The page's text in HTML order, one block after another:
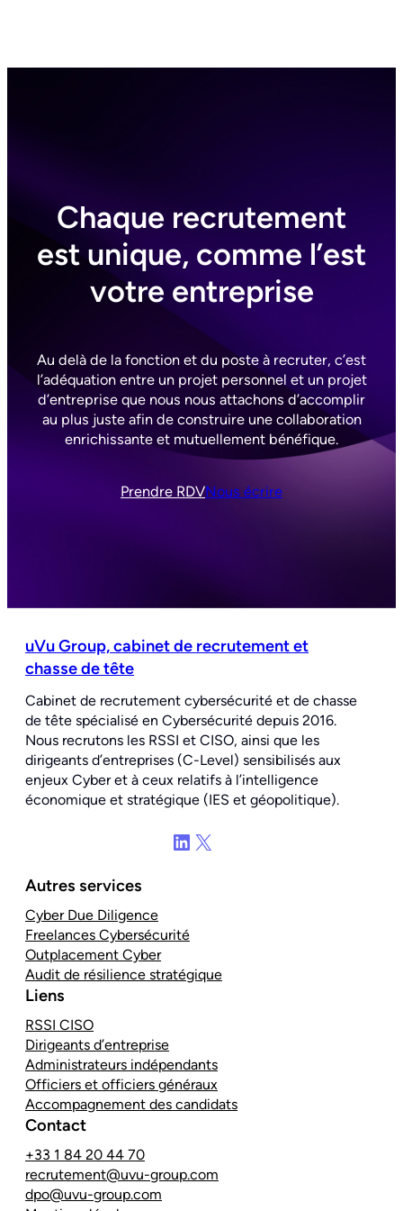
Chaque recrutement
est unique, comme l’est
votre entreprise
Au delà de la fonction et du poste à recruter, c’est
l’adéquation entre un projet personnel et un projet
d’entreprise que nous nous attachons d’accomplir
au plus juste afin de construire une collaboration
enrichissante et mutuellement bénéfique.
Prendre RDVNous écrire
uVu Group, cabinet de recrutement et
chasse de tête
Cabinet de recrutement cybersécurité et de chasse
de tête spécialisé en Cybersécurité depuis 2016.
Nous recrutons les RSSI et CISO, ainsi que les
dirigeants d’entreprises (C-Level) sensibilisés aux
enjeux Cyber et à ceux relatifs à l’intelligence
économique et stratégique (IES et géopolitique).
LinkedIn X
Autres services
Cyber Due Diligence
Freelances Cybersécurité
Outplacement Cyber
Audit de résilience stratégique
Liens
RSSI CISO
Dirigeants d’entreprise
Administrateurs indépendants
Officiers et officiers généraux
Accompagnement des candidats
Contact
+33 1 84 20 44 70
recrutement@uvu-group.com
dpo@uvu-group.com